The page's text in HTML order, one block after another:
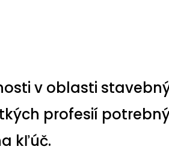
v oblasti
profesií
kľúč.